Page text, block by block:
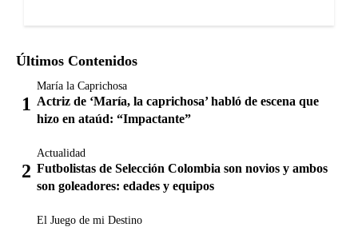
Últimos Contenidos
María la Caprichosa
Actriz de ‘María, la caprichosa’ habló de escena que
hizo en ataúd: “Impactante”
Actualidad
Futbolistas de Selección Colombia son novios y ambos
son goleadores: edades y equipos
El Juego de mi Destino